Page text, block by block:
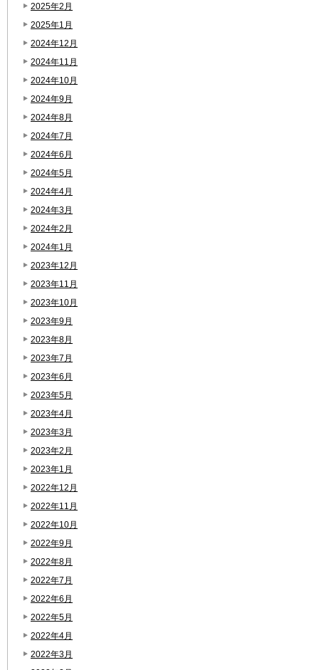
2025年2月
2025年1月
2024年12月
2024年11月
2024年10月
2024年9月
2024年8月
2024年7月
2024年6月
2024年5月
2024年4月
2024年3月
2024年2月
2024年1月
2023年12月
2023年11月
2023年10月
2023年9月
2023年8月
2023年7月
2023年6月
2023年5月
2023年4月
2023年3月
2023年2月
2023年1月
2022年12月
2022年11月
2022年10月
2022年9月
2022年8月
2022年7月
2022年6月
2022年5月
2022年4月
2022年3月